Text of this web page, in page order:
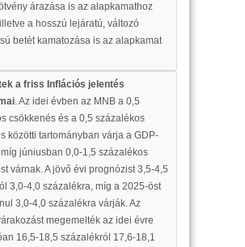
árazása is az alapkamathoz
a hosszú lejáratú, változó
betét kamatozása is az alapkamat
a friss Inflációs jelentés
. Az idei évben az MNB a 0,5
csökkenés és a 0,5 százalékos
közötti tartományban várja a GDP-
júniusban 0,0-1,5 százalékos
várnak. A jövő évi prognózist 3,5-4,5
3,0-4,0 százalékra, míg a 2025-öst
3,0-4,0 százalékra várják. Az
megemelték az idei évre
16,5-18,5 százalékról 17,6-18,1